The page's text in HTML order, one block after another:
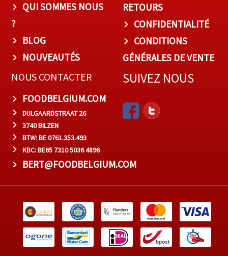
QUI SOMMES NOUS
?
BLOG
NOUVEAUTÉS
RETOURS
CONFIDENTIALITÉ
CONDITIONS
GÉNÉRALES DE VENTE
NOUS CONTACTER
FOODBELGIUM.COM
DULGAARDSTRAAT 26
3740 BILZEN
BTW: BE 0761.353.493
KBC: BE65 7310 5036 4896
BERT@FOODBELGIUM.COM
SUIVEZ NOUS